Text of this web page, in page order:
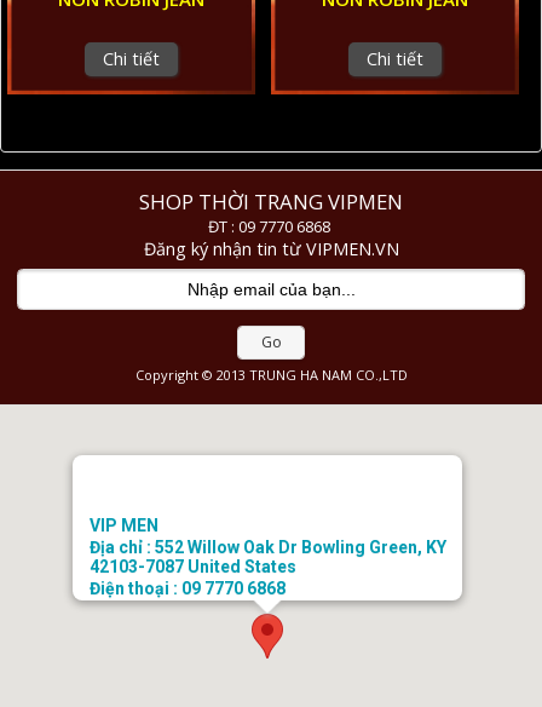
Chi tiết Chi tiết
SHOP THỜI TRANG VIPMEN
ĐT : 09 7770 6868
Đăng ký nhận tin từ VIPMEN.VN
Go
Copyright © 2013 TRUNG HA NAM CO.,LTD
VIP MEN
Địa chỉ : 552 Willow Oak Dr Bowling Green, KY
42103-7087 United States
Điện thoại : 09 7770 6868
Email : doanhongtkt@gmail.com